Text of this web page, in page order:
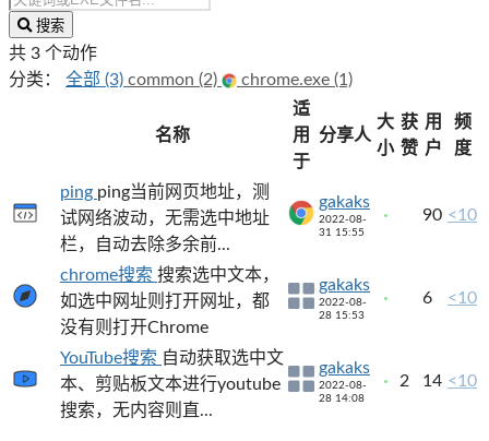
搜索
共 3 个动作
分类：
全部 (3) common (2) chrome.exe (1)
名称
适
用
于
分享人
大
小
获
赞
用
户
频
度
ping ping当前网页地址，测
试网络波动，无需选中地址
栏，自动去除多余前...
gakaks
2022-08-
31 15:55
90 <10
chrome搜索 搜索选中文本，
如选中网址则打开网址，都
没有则打开Chrome
gakaks
2022-08-
28 15:53
6 <10
YouTube搜索 自动获取选中文
本、剪贴板文本进行youtube
搜索，无内容则直...
gakaks
2022-08-
28 14:08
2 14 <10